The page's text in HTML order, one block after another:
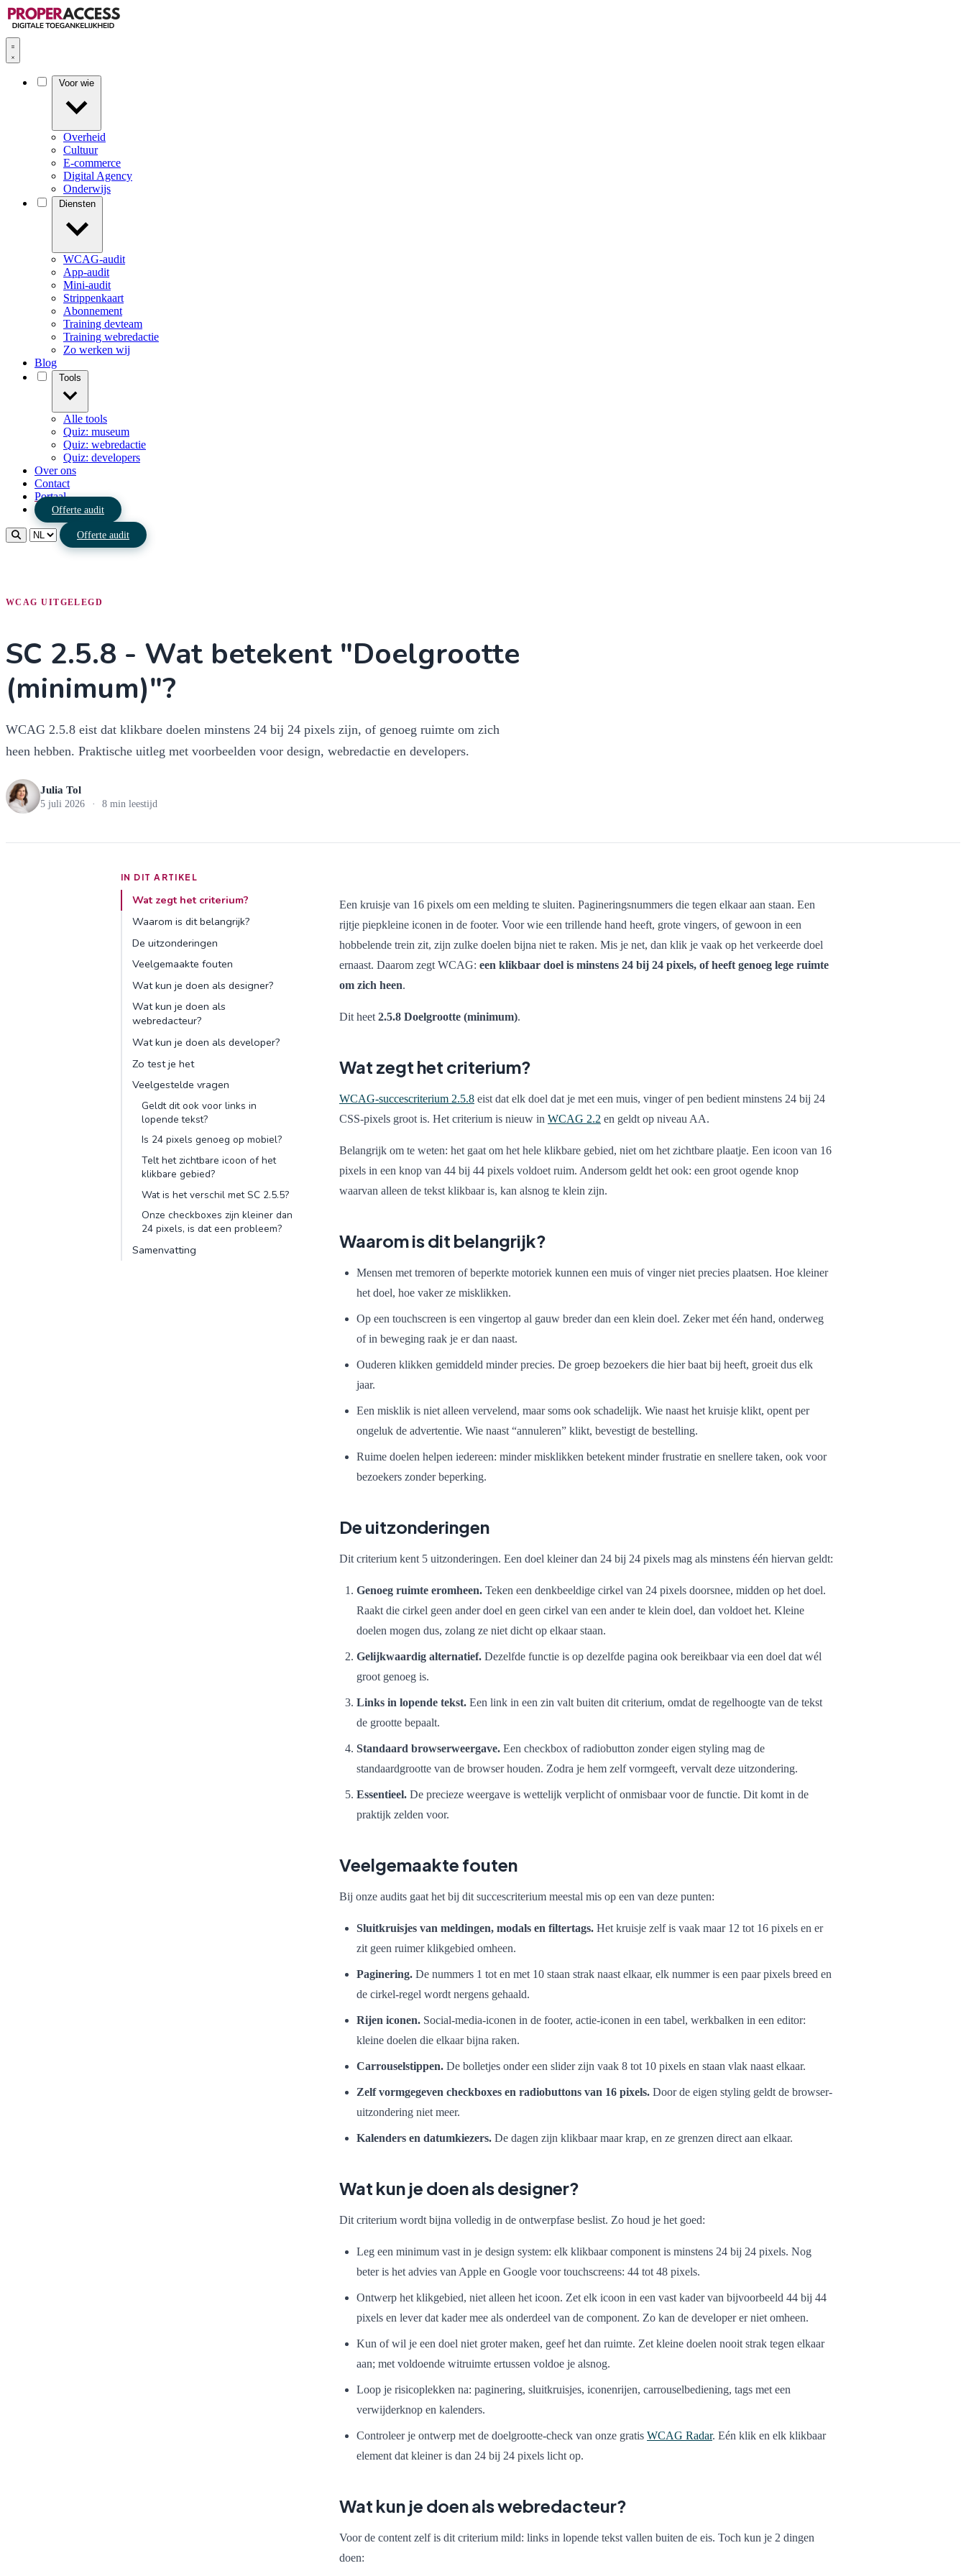
Overheid
Cultuur
E-commerce
Digital Agency
Onderwijs
WCAG-audit
App-audit
Mini-audit
Strippenkaart
Abonnement
Training devteam
Training webredactie
Zo werken wij
Blog
Alle tools
Quiz: museum
Quiz: webredactie
Quiz: developers
Over ons
Contact
Portaal
Offerte audit
Offerte audit
WCAG UITGELEGD
SC 2.5.8 - Wat betekent "Doelgrootte
(minimum)"?
WCAG 2.5.8 eist dat klikbare doelen minstens 24 bij 24 pixels zijn, of genoeg ruimte om zich
heen hebben. Praktische uitleg met voorbeelden voor design, webredactie en developers.
Julia Tol
5 juli 2026 · 8 min leestijd
IN DIT ARTIKEL
Wat zegt het criterium?
Waarom is dit belangrijk?
De uitzonderingen
Veelgemaakte fouten
Wat kun je doen als designer?
Wat kun je doen als
webredacteur?
Wat kun je doen als developer?
Zo test je het
Veelgestelde vragen
Geldt dit ook voor links in
lopende tekst?
Is 24 pixels genoeg op mobiel?
Telt het zichtbare icoon of het
klikbare gebied?
Wat is het verschil met SC 2.5.5?
Onze checkboxes zijn kleiner dan
24 pixels, is dat een probleem?
Samenvatting
Een kruisje van 16 pixels om een melding te sluiten. Pagineringsnummers die tegen elkaar aan staan. Een
rijtje piepkleine iconen in de footer. Voor wie een trillende hand heeft, grote vingers, of gewoon in een
hobbelende trein zit, zijn zulke doelen bijna niet te raken. Mis je net, dan klik je vaak op het verkeerde doel
ernaast. Daarom zegt WCAG: een klikbaar doel is minstens 24 bij 24 pixels, of heeft genoeg lege ruimte
om zich heen.
Dit heet 2.5.8 Doelgrootte (minimum).
Wat zegt het criterium?
WCAG-succescriterium 2.5.8 eist dat elk doel dat je met een muis, vinger of pen bedient minstens 24 bij 24
CSS-pixels groot is. Het criterium is nieuw in WCAG 2.2 en geldt op niveau AA.
Belangrijk om te weten: het gaat om het hele klikbare gebied, niet om het zichtbare plaatje. Een icoon van 16
pixels in een knop van 44 bij 44 pixels voldoet ruim. Andersom geldt het ook: een groot ogende knop
waarvan alleen de tekst klikbaar is, kan alsnog te klein zijn.
Waarom is dit belangrijk?
Mensen met tremoren of beperkte motoriek kunnen een muis of vinger niet precies plaatsen. Hoe kleiner
het doel, hoe vaker ze misklikken.
Op een touchscreen is een vingertop al gauw breder dan een klein doel. Zeker met één hand, onderweg
of in beweging raak je er dan naast.
Ouderen klikken gemiddeld minder precies. De groep bezoekers die hier baat bij heeft, groeit dus elk
jaar.
Een misklik is niet alleen vervelend, maar soms ook schadelijk. Wie naast het kruisje klikt, opent per
ongeluk de advertentie. Wie naast “annuleren” klikt, bevestigt de bestelling.
Ruime doelen helpen iedereen: minder misklikken betekent minder frustratie en snellere taken, ook voor
bezoekers zonder beperking.
De uitzonderingen
Dit criterium kent 5 uitzonderingen. Een doel kleiner dan 24 bij 24 pixels mag als minstens één hiervan geldt:
Genoeg ruimte eromheen. Teken een denkbeeldige cirkel van 24 pixels doorsnee, midden op het doel.
Raakt die cirkel geen ander doel en geen cirkel van een ander te klein doel, dan voldoet het. Kleine
doelen mogen dus, zolang ze niet dicht op elkaar staan.
Gelijkwaardig alternatief. Dezelfde functie is op dezelfde pagina ook bereikbaar via een doel dat wél
groot genoeg is.
Links in lopende tekst. Een link in een zin valt buiten dit criterium, omdat de regelhoogte van de tekst
de grootte bepaalt.
Standaard browserweergave. Een checkbox of radiobutton zonder eigen styling mag de
standaardgrootte van de browser houden. Zodra je hem zelf vormgeeft, vervalt deze uitzondering.
Essentieel. De precieze weergave is wettelijk verplicht of onmisbaar voor de functie. Dit komt in de
praktijk zelden voor.
Veelgemaakte fouten
Bij onze audits gaat het bij dit succescriterium meestal mis op een van deze punten:
Sluitkruisjes van meldingen, modals en filtertags. Het kruisje zelf is vaak maar 12 tot 16 pixels en er
zit geen ruimer klikgebied omheen.
Paginering. De nummers 1 tot en met 10 staan strak naast elkaar, elk nummer is een paar pixels breed en
de cirkel-regel wordt nergens gehaald.
Rijen iconen. Social-media-iconen in de footer, actie-iconen in een tabel, werkbalken in een editor:
kleine doelen die elkaar bijna raken.
Carrouselstippen. De bolletjes onder een slider zijn vaak 8 tot 10 pixels en staan vlak naast elkaar.
Zelf vormgegeven checkboxes en radiobuttons van 16 pixels. Door de eigen styling geldt de browser-
uitzondering niet meer.
Kalenders en datumkiezers. De dagen zijn klikbaar maar krap, en ze grenzen direct aan elkaar.
Wat kun je doen als designer?
Dit criterium wordt bijna volledig in de ontwerpfase beslist. Zo houd je het goed:
Leg een minimum vast in je design system: elk klikbaar component is minstens 24 bij 24 pixels. Nog
beter is het advies van Apple en Google voor touchscreens: 44 tot 48 pixels.
Ontwerp het klikgebied, niet alleen het icoon. Zet elk icoon in een vast kader van bijvoorbeeld 44 bij 44
pixels en lever dat kader mee als onderdeel van de component. Zo kan de developer er niet omheen.
Kun of wil je een doel niet groter maken, geef het dan ruimte. Zet kleine doelen nooit strak tegen elkaar
aan; met voldoende witruimte ertussen voldoe je alsnog.
Loop je risicoplekken na: paginering, sluitkruisjes, iconenrijen, carrouselbediening, tags met een
verwijderknop en kalenders.
Controleer je ontwerp met de doelgrootte-check van onze gratis WCAG Radar. Eén klik en elk klikbaar
element dat kleiner is dan 24 bij 24 pixels licht op.
Wat kun je doen als webredacteur?
Voor de content zelf is dit criterium mild: links in lopende tekst vallen buiten de eis. Toch kun je 2 dingen
doen: